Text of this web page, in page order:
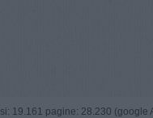
19.161 pagine: 28.230 (google